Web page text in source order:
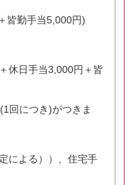
皆勤手当5,000円)
休日手当3,000円＋皆
回につき)がつきま
による））、住宅手